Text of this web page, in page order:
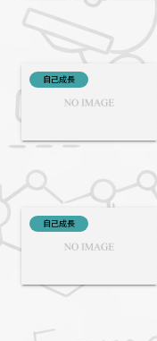
自己成長
自己成長